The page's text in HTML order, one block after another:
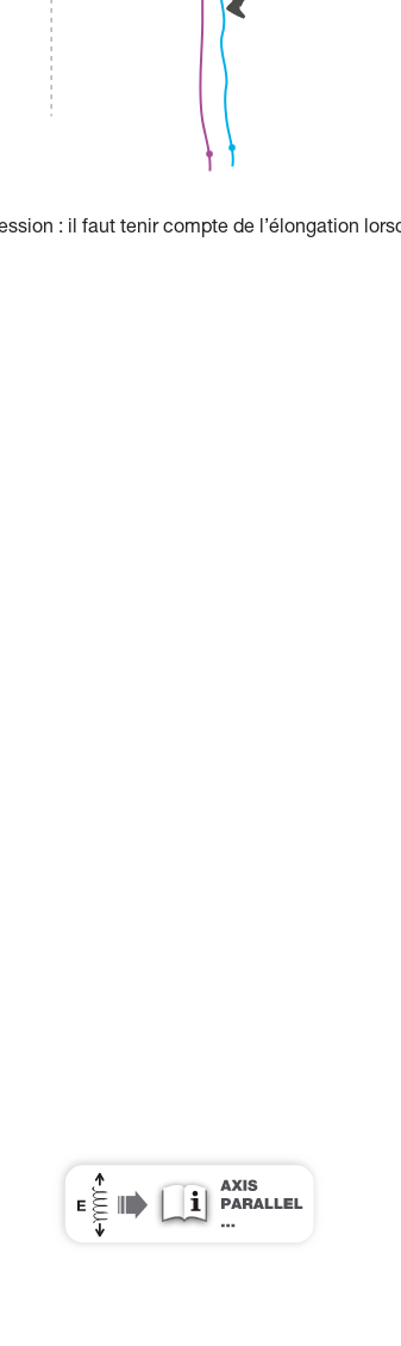
: il faut tenir compte de l’élongation